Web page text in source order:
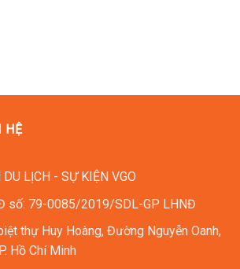
HỆ
DU LỊCH - SỰ KIỆN VGO
số: 79-0085/2019/SDL-GP LHNĐ
thự Huy Hoàng, Đường Nguyễn Oanh,
Hồ Chí Minh